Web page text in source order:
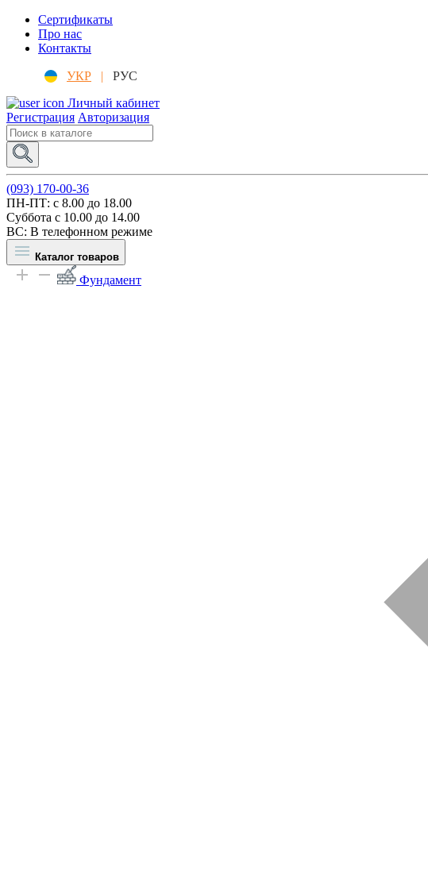
Сертификаты
Про нас
Контакты
УКР |
РУС
Личный кабинет
Регистрация Авторизация
(093) 170-00-36
ПН-ПТ: c 8.00 до 18.00
Суббота с 10.00 до 14.00
ВС: В телефонном режиме
Каталог товаров
Фундамент